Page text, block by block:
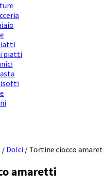
piatti
/ Dolci / Tortine ciocco
amaretti